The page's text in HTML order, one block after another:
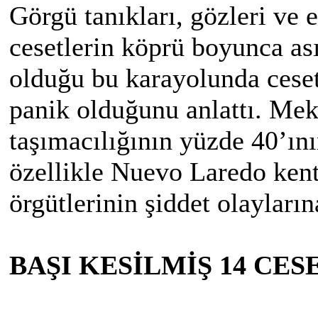
Görgü tanıkları, gözleri ve
cesetlerin köprü boyunca
olduğu bu karayolunda
panik olduğunu anlattı.
taşımacılığının yüzde
özellikle Nuevo Laredo
örgütlerinin şiddet
BAŞI KESİLMİŞ 14